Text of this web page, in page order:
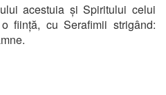
acestuia și Spiritului celui
ființă, cu Serafimii strigând: